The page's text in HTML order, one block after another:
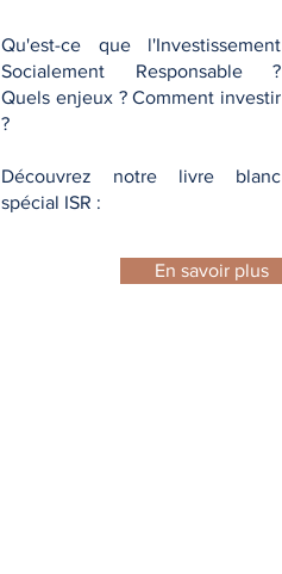
Qu'est-ce que l'Investissement
Socialement Responsable ?
Quels enjeux ? Comment investir
?
Découvrez notre livre blanc
spécial ISR :
En savoir plus